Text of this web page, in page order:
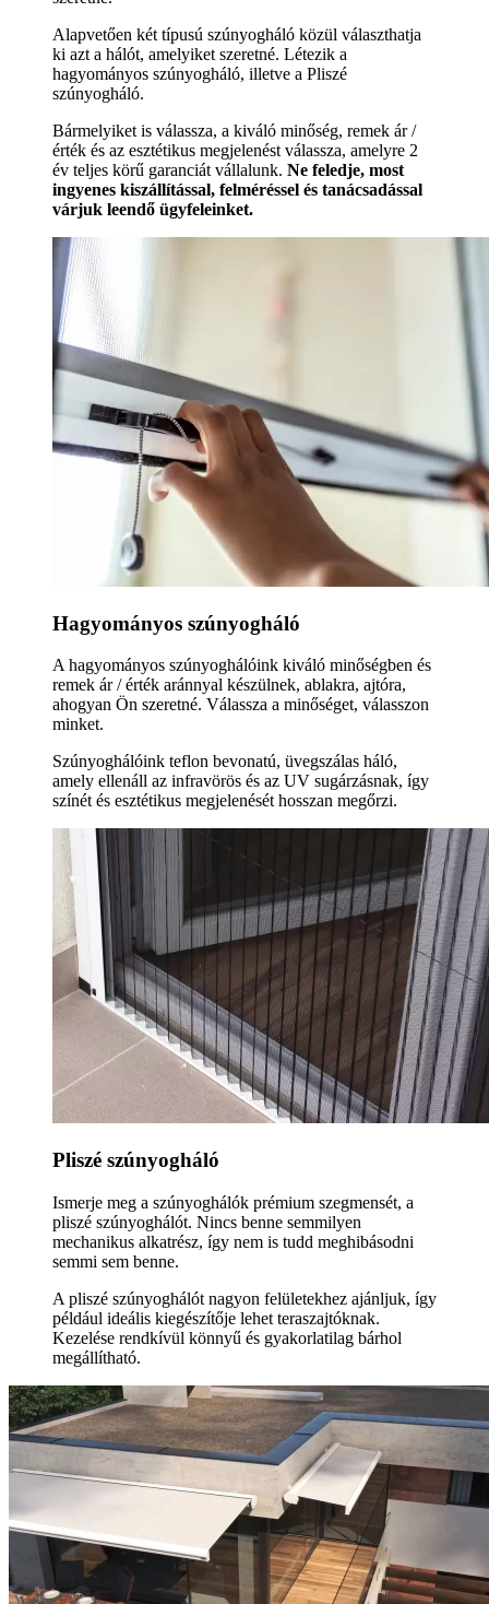
Alapvetően két típusú szúnyogháló közül választhatja
ki azt a hálót, amelyiket szeretné. Létezik a
hagyományos szúnyogháló, illetve a Pliszé
szúnyogháló.
Bármelyiket is válassza, a kiváló minőség, remek ár /
érték és az esztétikus megjelenést válassza, amelyre 2
év teljes körű garanciát vállalunk. Ne feledje, most
ingyenes kiszállítással, felméréssel és tanácsadással
várjuk leendő ügyfeleinket.
Hagyományos szúnyogháló
A hagyományos szúnyoghálóink kiváló minőségben és
remek ár / érték aránnyal készülnek, ablakra, ajtóra,
ahogyan Ön szeretné. Válassza a minőséget, válasszon
minket.
Szúnyoghálóink teflon bevonatú, üvegszálas háló,
amely ellenáll az infravörös és az UV sugárzásnak, így
színét és esztétikus megjelenését hosszan megőrzi.
Pliszé szúnyogháló
Ismerje meg a szúnyoghálók prémium szegmensét, a
pliszé szúnyoghálót. Nincs benne semmilyen
mechanikus alkatrész, így nem is tudd meghibásodni
semmi sem benne.
A pliszé szúnyoghálót nagyon felületekhez ajánljuk, így
például ideális kiegészítője lehet teraszajtóknak.
Kezelése rendkívül könnyű és gyakorlatilag bárhol
megállítható.